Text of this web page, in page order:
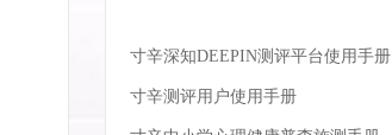
寸辛深知DEEPIN测评平台使用手册
寸辛测评用户使用手册